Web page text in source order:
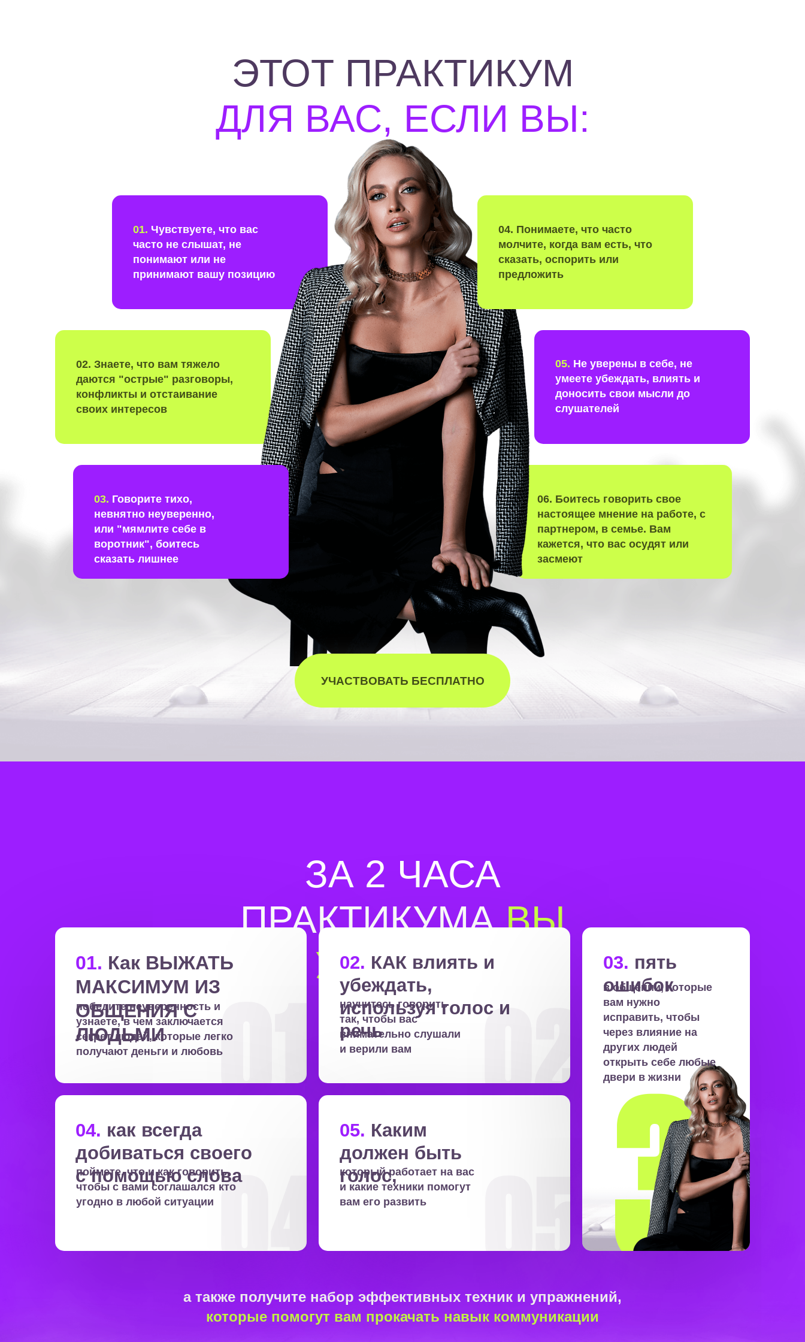
ЭТОТ ПРАКТИКУМ
ДЛЯ ВАС, ЕСЛИ ВЫ:
01. Чувствуете, что вас
часто не слышат, не
понимают или не
принимают вашу позицию
02. Знаете, что вам тяжело
даются "острые" разговоры,
конфликты и отстаивание
своих интересов
06. Боитесь говорить свое
настоящее мнение на работе, с
партнером, в семье. Вам
кажется, что вас осудят или
засмеют
04. Понимаете, что часто
молчите, когда вам есть, что
сказать, оспорить или
предложить
УЧАСТВОВАТЬ БЕСПЛАТНО
05. Не уверены в себе, не
умеете убеждать, влиять и
доносить свои мысли до
слушателей
03. Говорите тихо,
невнятно неуверенно,
или "мямлите себе в
воротник", боитесь
сказать лишнее
ЗА 2 ЧАСА
ПРАКТИКУМАВЫ
УЗНАЕТЕ
а также получите набор эффективных техник и упражнений,
которые помогут вам прокачать навык коммуникации
01. Как ВЫЖАТЬ
МАКСИМУМ ИЗ
ОБЩЕНИЯ С
ЛЮДЬМИ
победите неуверенность и
узнаете, в чем заключается
секрет людей, которые легко
получают деньги и любовь
02. КАК влиять и
убеждать,
используя голос и
речь
научитесь говорить
так, чтобы вас
внимательно слушали
и верили вам
04. как всегда
добиваться своего
с помощью слова
поймете, что и как говорить,
чтобы с вами соглашался кто
угодно в любой ситуации
05. Каким
должен быть
голос,
который работает на вас
и какие техники помогут
вам его развить
03. пять
ошибок
в общении, которые
вам нужно
исправить, чтобы
через влияние на
других людей
открыть себе любые
двери в жизни